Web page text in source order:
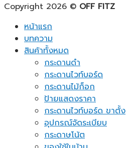
Copyright 2026 © OFF FITZ
หน้าแรก
บทความ
สินค้าทั้งหมด
กระดานดำ
กระดานไวท์บอร์ด
กระดานไม้ก็อก
ป้ายแสดงราคา
กระดานไวท์บอร์ด ขาตั้ง
อุปกรณ์จัดระเบียบ
กระดาษโน้ต